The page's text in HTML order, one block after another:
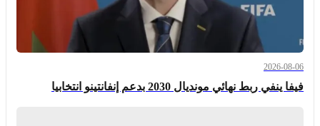
2026-08-06
فيفا ينفي ربط نهائي مونديال 2030 بدعم إنفانتينو انتخابيا